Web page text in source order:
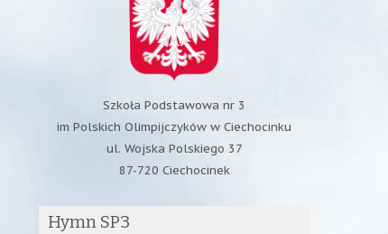
Szkoła Podstawowa nr 3
im Polskich Olimpijczyków w Ciechocinku
ul. Wojska Polskiego 37
87-720 Ciechocinek
Hymn SP3